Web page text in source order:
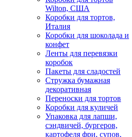
Wilton, США
Коробки для тортов,
Италия
Коробки для шоколада и
конфет
Ленты для перевязки
коробок
Пакеты для сладостей
Стружка бумажная
декоративная
Переноски для тортов
Коробки для куличей
Упаковка для лапши,
сэндвичей, бургеров,
картофеля фри, супов,